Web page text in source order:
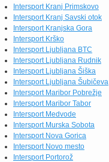
Intersport Kranj Primskovo
Intersport Kranj Savski otok
Intersport Kranjska Gora
Intersport Krško
Intersport Ljubljana BTC
Intersport Ljubljana Rudnik
Intersport Ljubljana Šiška
Intersport Ljubljana Šubičeva
Intersport Maribor Pobrežje
Intersport Maribor Tabor
Intersport Medvode
Intersport Murska Sobota
Intersport Nova Gorica
Intersport Novo mesto
Intersport Portorož